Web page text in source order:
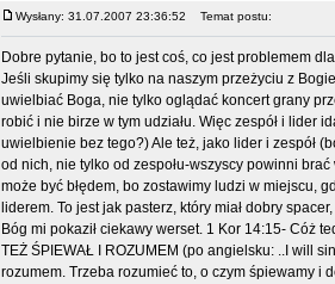
Wysłany: 31.07.2007 23:36:52 Temat postu:
Dobre pytanie, bo to jest coś, co jest problemem
Jeśli skupimy się tylko na naszym przeżyciu z
uwielbiać Boga, nie tylko oglądać koncert grany
robić i nie birze w tym udziału. Więc zespół i lider
uwielbienie bez tego?) Ale też, jako lider i zespół
od nich, nie tylko od zespołu-wszyscy powinni
może być błędem, bo zostawimy ludzi w miejscu,
liderem. To jest jak pasterz, który miał dobry
Bóg mi pokaził ciekawy werset. 1 Kor 14:15- Cóż
TEŻ ŚPIEWAŁ I ROZUMEM (po angielsku: ..I will
rozumem. Trzeba rozumieć to, o czym śpiewamy i